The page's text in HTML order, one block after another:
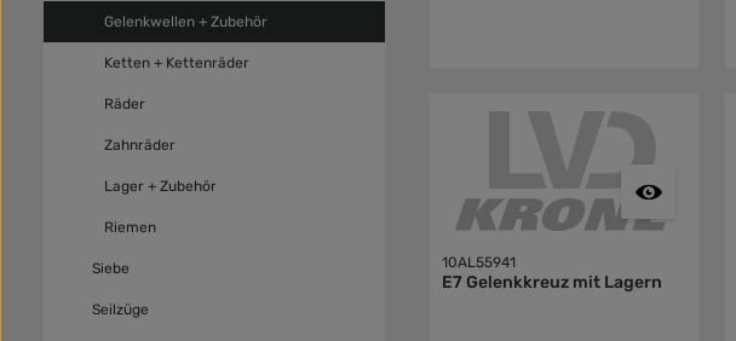
Gelenkwellen + Zubehör
Ketten + Kettenräder
Räder
Zahnräder
Lager + Zubehör
Riemen
Siebe
Seilzüge
10AL55941
E7 Gelenkkreuz mit Lagern